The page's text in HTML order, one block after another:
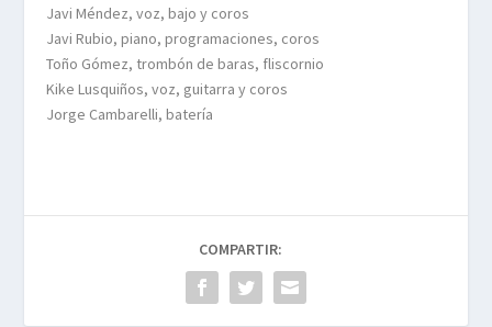
Javi Méndez, voz, bajo y coros
Javi Rubio, piano, programaciones, coros
Toño Gómez, trombón de baras, fliscornio
Kike Lusquiños, voz, guitarra y coros
Jorge Cambarelli, batería
COMPARTIR: